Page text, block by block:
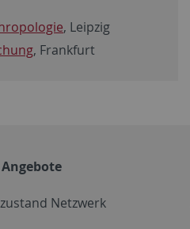
, Leipzig
, Frankfurt
Netzwerk